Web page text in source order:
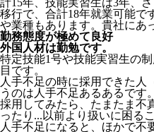
計15年、技能実習生は3年、
移行で、合計18年就業可能で
や業種もあります。貴社にあ
勤務態度が極めて良好
外国人材は勤勉です。
特定技能1号や技能実習生の
目 です。
人手不足の時に採用できた人
うのは人手不足あるあるです
採用してみたら、たまたま不
ったり...以前より扱いに困る
人手不足になると、ほかで不